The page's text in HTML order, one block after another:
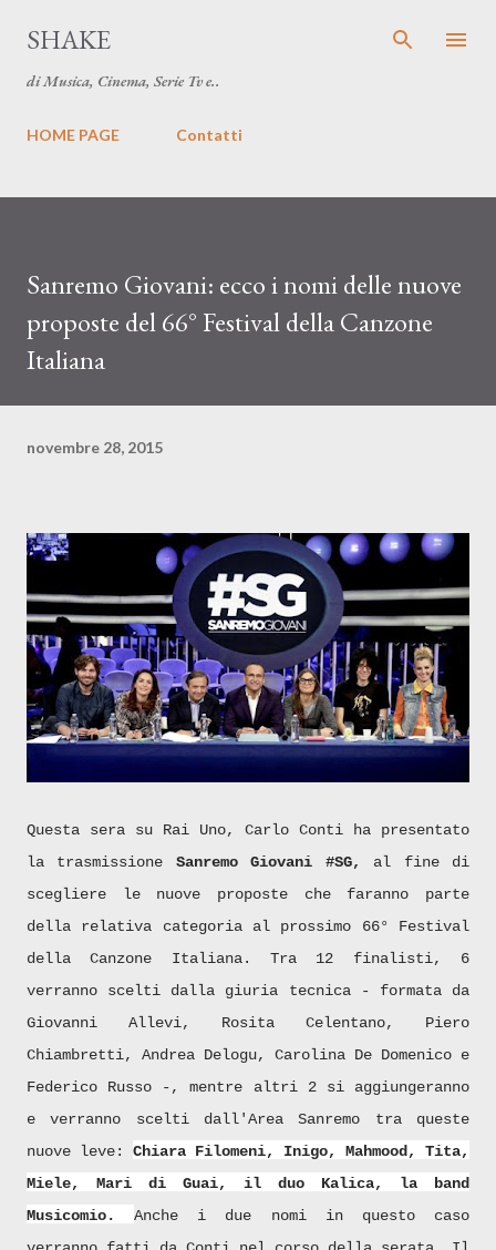
SHAKE
di Musica, Cinema, Serie Tv e..
HOME PAGE Contatti
Sanremo Giovani: ecco i nomi delle nuove
proposte del 66° Festival della Canzone
Italiana
novembre 28, 2015
Questa sera su Rai Uno, Carlo Conti ha presentato
la trasmissione Sanremo Giovani #SG,
al fine di
scegliere le nuove proposte che faranno parte
della relativa categoria al prossimo 66° Festival
della Canzone Italiana. Tra 12 finalisti, 6
verranno scelti dalla giuria tecnica - formata da
Giovanni Allevi, Rosita Celentano, Piero
Chiambretti, Andrea Delogu, Carolina De Domenico e
Federico Russo -, mentre altri 2 si aggiungeranno
e verranno scelti dall'Area Sanremo tra queste
nuove leve: Chiara Filomeni, Inigo, Mahmood, Tita,
Miele, Mari di Guai, il duo Kalica, la band
Musicomio.
Anche i due nomi in questo caso